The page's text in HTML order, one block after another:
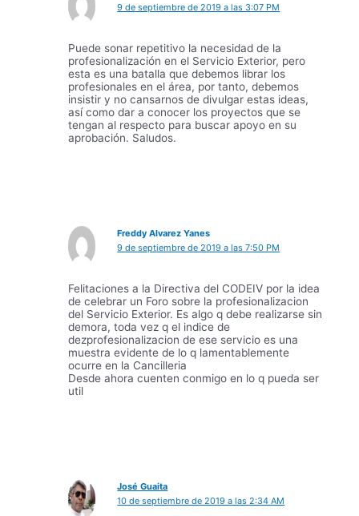
9 de septiembre de 2019 a las 3:07 PM
Puede sonar repetitivo la necesidad de la
profesionalización en el Servicio Exterior, pero
esta es una batalla que debemos librar los
profesionales en el área, por tanto, debemos
insistir y no cansarnos de divulgar estas ideas,
así como dar a conocer los proyectos que se
tengan al respecto para buscar apoyo en su
aprobación. Saludos.
Freddy Alvarez Yanes
9 de septiembre de 2019 a las 7:50 PM
Felitaciones a la Directiva del CODEIV por la idea
de celebrar un Foro sobre la profesionalizacion
del Servicio Exterior. Es algo q debe realizarse sin
demora, toda vez q el indice de
dezprofesionalizacion de ese servicio es una
muestra evidente de lo q lamentablemente
ocurre en la Cancilleria
Desde ahora cuenten conmigo en lo q pueda ser
util
José Guaita
10 de septiembre de 2019 a las 2:34 AM